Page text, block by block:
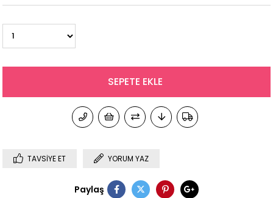
TAVSIYE ET YORUM YAZ
Paylaş